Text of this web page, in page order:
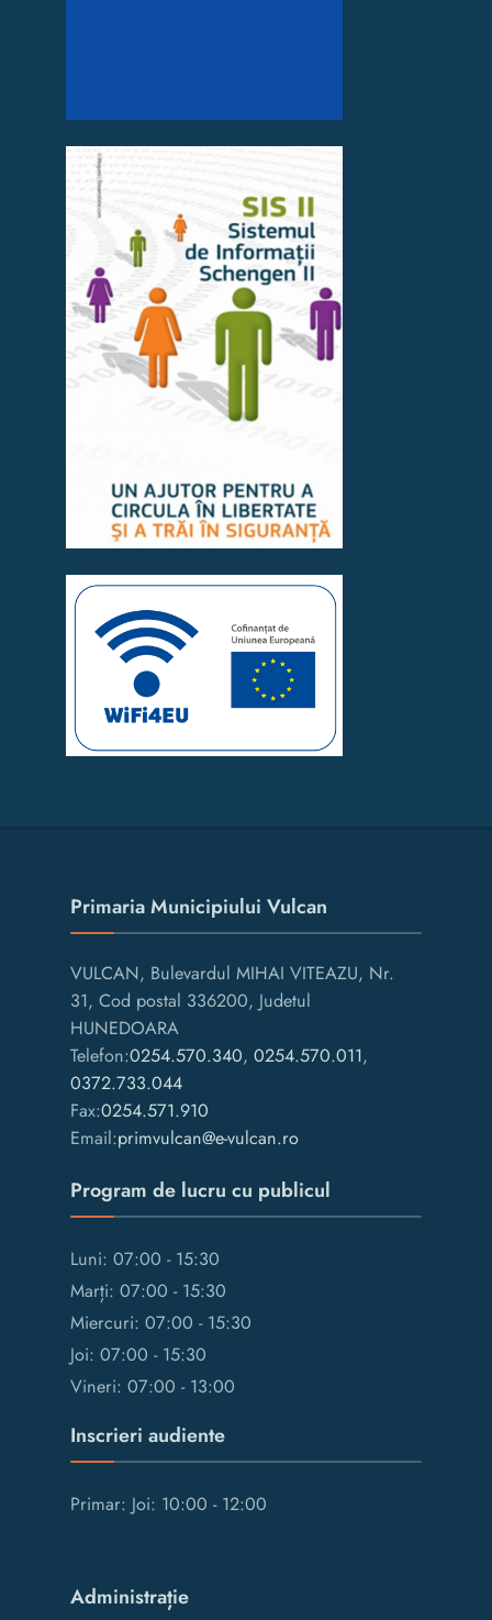
Primaria Municipiului Vulcan
VULCAN, Bulevardul MIHAI VITEAZU, Nr.
31, Cod postal 336200, Judetul
HUNEDOARA
Telefon:0254.570.340, 0254.570.011,
0372.733.044
Fax:0254.571.910
Email:primvulcan@e-vulcan.ro
Program de lucru cu publicul
Luni: 07:00 - 15:30
Marți: 07:00 - 15:30
Miercuri: 07:00 - 15:30
Joi: 07:00 - 15:30
Vineri: 07:00 - 13:00
Inscrieri audiente
Primar: Joi: 10:00 - 12:00
Administrație